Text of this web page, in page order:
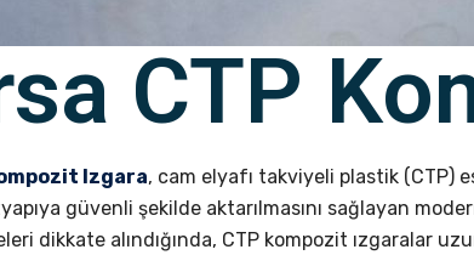
CTP
Izgara, cam elyafı takviyeli plastik (CTP)
güvenli şekilde aktarılmasını sağlayan
dikkate alındığında, CTP kompozit ızgaralar